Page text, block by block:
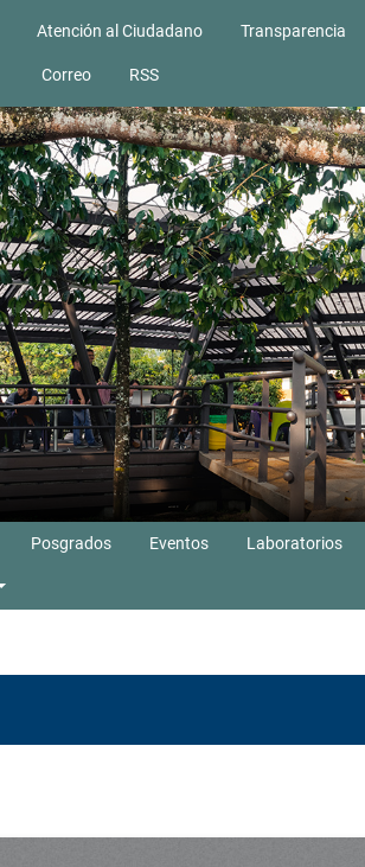
Atención al Ciudadano Transparencia
Correo RSS
Posgrados Eventos Laboratorios